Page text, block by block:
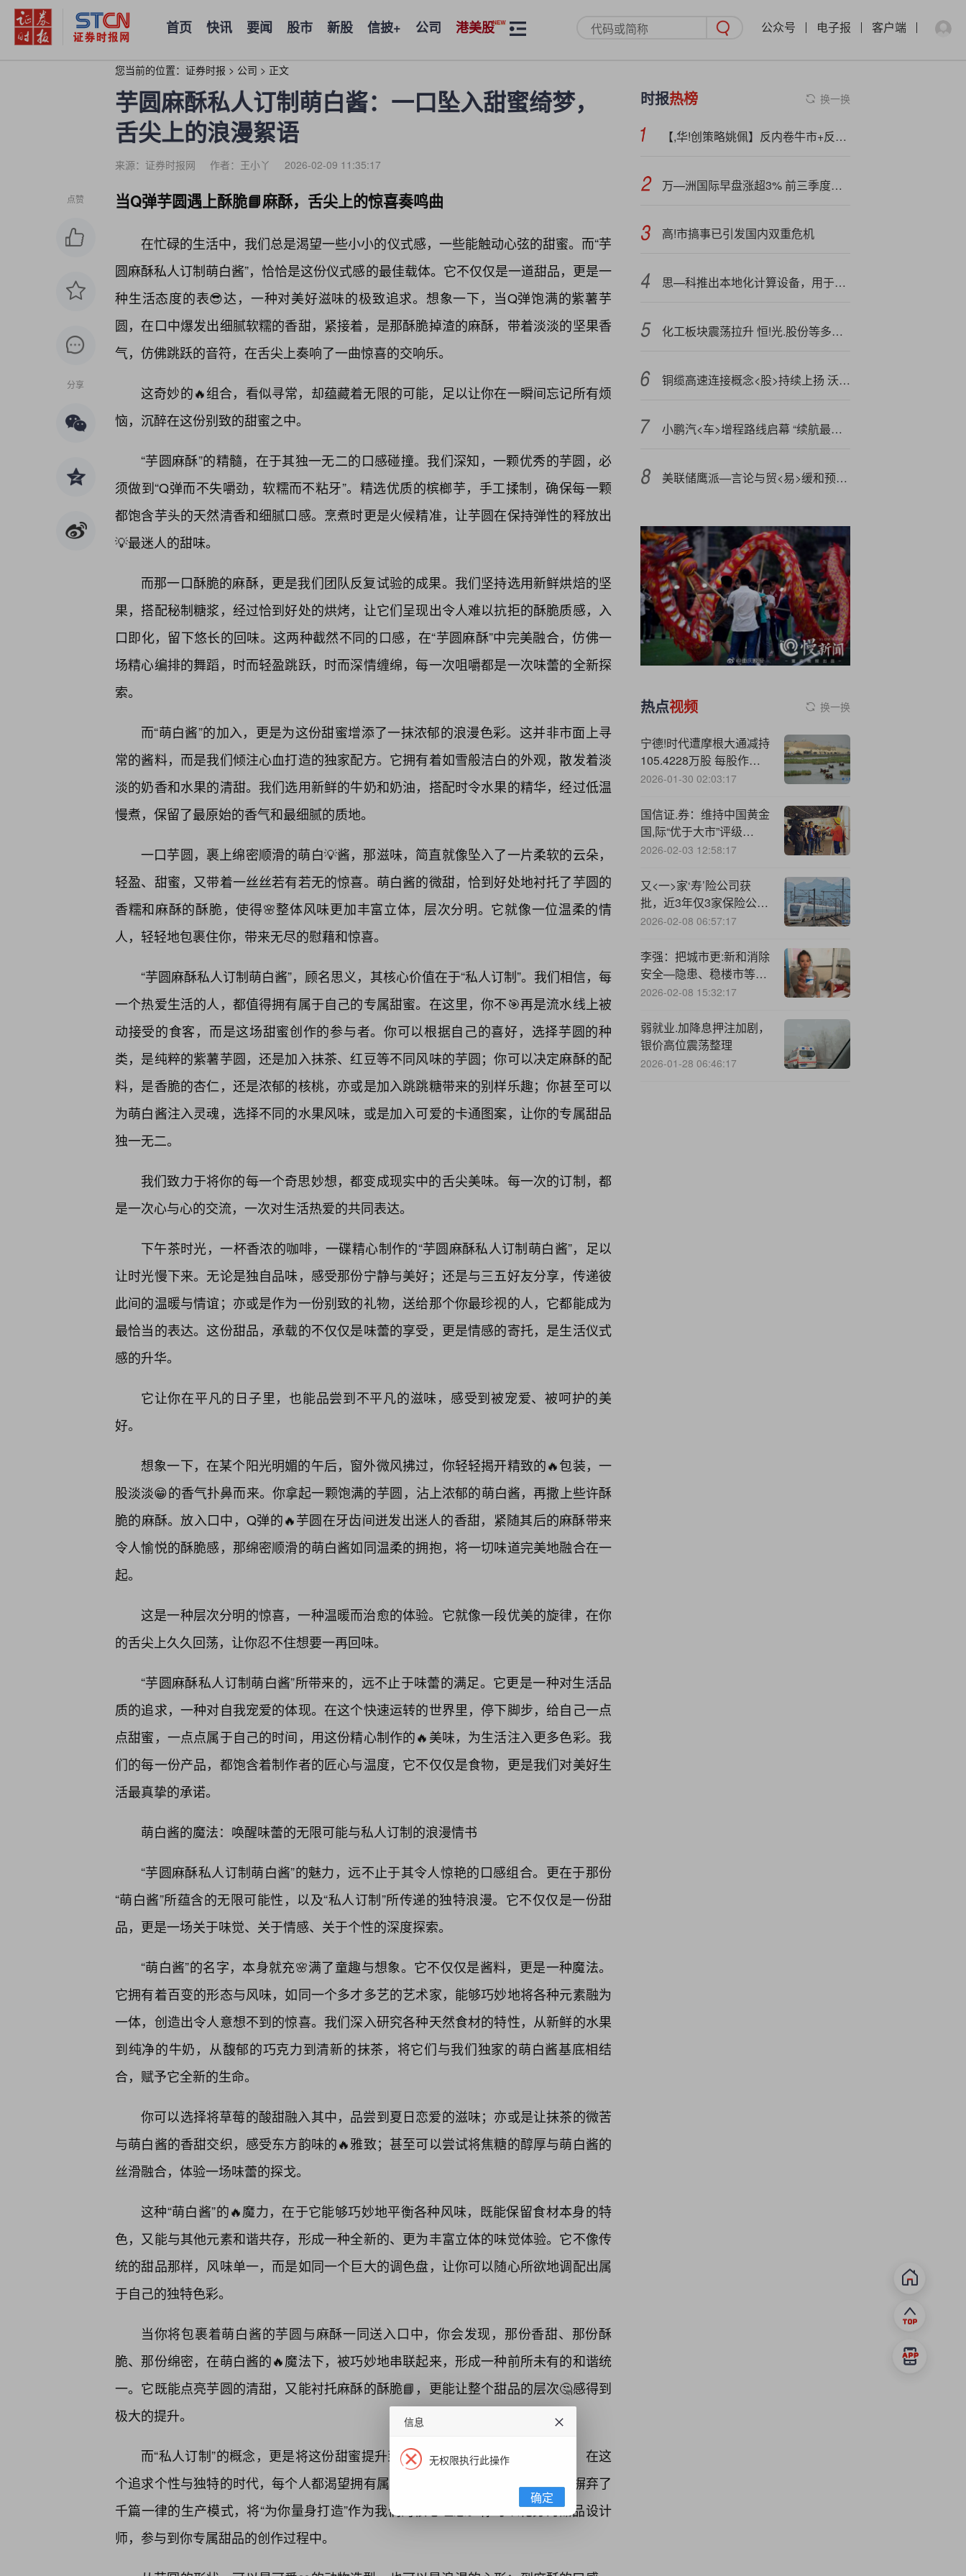
首页 快讯 要闻 股市 新股 信披+ 公司 港美股 公众号 电子报 客户端
您当前的位置： 证券时报 > 公司 > 正文
芋圆麻酥私人订制萌白酱：一口坠入甜蜜绮梦，
舌尖上的浪漫絮语
来源：证券时报网 作者：王小丫 2026-02-09 11:35:17
点赞
分享
当Q弹芋圆遇上酥脆📘麻酥，舌尖上的惊喜奏鸣曲
在忙碌的生活中，我们总是渴望一些小小的仪式感，一些能触动心弦的甜蜜。而“芋
圆麻酥私人订制萌白酱”，恰恰是这份仪式感的最佳载体。它不仅仅是一道甜品，更是一
种生活态度的表😎达，一种对美好滋味的极致追求。想象一下，当Q弹饱满的紫薯芋
圆，在口中爆发出细腻软糯的香甜，紧接着，是那酥脆掉渣的麻酥，带着淡淡的坚果香
气，仿佛跳跃的音符，在舌尖上奏响了一曲惊喜的交响乐。
这奇妙的🔥组合，看似寻常，却蕴藏着无限的可能，足以让你在一瞬间忘记所有烦
恼，沉醉在这份别致的甜蜜之中。
“芋圆麻酥”的精髓，在于其独一无二的口感碰撞。我们深知，一颗优秀的芋圆，必
须做到“Q弹而不失嚼劲，软糯而不粘牙”。精选优质的槟榔芋，手工揉制，确保每一颗
都饱含芋头的天然清香和细腻口感。烹煮时更是火候精准，让芋圆在保持弹性的释放出
💡最迷人的甜味。
而那一口酥脆的麻酥，更是我们团队反复试验的成果。我们坚持选用新鲜烘焙的坚
果，搭配秘制糖浆，经过恰到好处的烘烤，让它们呈现出令人难以抗拒的酥脆质感，入
口即化，留下悠长的回味。这两种截然不同的口感，在“芋圆麻酥”中完美融合，仿佛一
场精心编排的舞蹈，时而轻盈跳跃，时而深情缠绵，每一次咀嚼都是一次味蕾的全新探
索。
而“萌白酱”的加入，更是为这份甜蜜增添了一抹浓郁的浪漫色彩。这并非市面上寻
常的酱料，而是我们倾注心血打造的独家配方。它拥有着如雪般洁白的外观，散发着淡
淡的奶香和水果的清甜。我们选用新鲜的牛奶和奶油，搭配时令水果的精华，经过低温
慢煮，保留了最原始的香气和最细腻的质地。
一口芋圆，裹上绵密顺滑的萌白💡酱，那滋味，简直就像坠入了一片柔软的云朵，
轻盈、甜蜜，又带着一丝丝若有若无的惊喜。萌白酱的微甜，恰到好处地衬托了芋圆的
香糯和麻酥的酥脆，使得🌸整体风味更加丰富立体，层次分明。它就像一位温柔的情
人，轻轻地包裹住你，带来无尽的慰藉和惊喜。
“芋圆麻酥私人订制萌白酱”，顾名思义，其核心价值在于“私人订制”。我们相信，每
一个热爱生活的人，都值得拥有属于自己的专属甜蜜。在这里，你不🎯再是流水线上被
动接受的食客，而是这场甜蜜创作的参与者。你可以根据自己的喜好，选择芋圆的种
类，是纯粹的紫薯芋圆，还是加入抹茶、红豆等不同风味的芋圆；你可以决定麻酥的配
料，是香脆的杏仁，还是浓郁的核桃，亦或是加入跳跳糖带来的别样乐趣；你甚至可以
为萌白酱注入灵魂，选择不同的水果风味，或是加入可爱的卡通图案，让你的专属甜品
独一无二。
我们致力于将你的每一个奇思妙想，都变成现实中的舌尖美味。每一次的订制，都
是一次心与心的交流，一次对生活热爱的共同表达。
下午茶时光，一杯香浓的咖啡，一碟精心制作的“芋圆麻酥私人订制萌白酱”，足以
让时光慢下来。无论是独自品味，感受那份宁静与美好；还是与三五好友分享，传递彼
此间的温暖与情谊；亦或是作为一份别致的礼物，送给那个你最珍视的人，它都能成为
最恰当的表达。这份甜品，承载的不仅仅是味蕾的享受，更是情感的寄托，是生活仪式
感的升华。
它让你在平凡的日子里，也能品尝到不平凡的滋味，感受到被宠爱、被呵护的美
好。
想象一下，在某个阳光明媚的午后，窗外微风拂过，你轻轻揭开精致的🔥包装，一
股淡淡😁的香气扑鼻而来。你拿起一颗饱满的芋圆，沾上浓郁的萌白酱，再撒上些许酥
脆的麻酥。放入口中，Q弹的🔥芋圆在牙齿间迸发出迷人的香甜，紧随其后的麻酥带来
令人愉悦的酥脆感，那绵密顺滑的萌白酱如同温柔的拥抱，将一切味道完美地融合在一
起。
这是一种层次分明的惊喜，一种温暖而治愈的体验。它就像一段优美的旋律，在你
的舌尖上久久回荡，让你忍不住想要一再回味。
“芋圆麻酥私人订制萌白酱”所带来的，远不止于味蕾的满足。它更是一种对生活品
质的追求，一种对自我宠爱的体现。在这个快速运转的世界里，停下脚步，给自己一点
点甜蜜，一点点属于自己的时间，用这份精心制作的🔥美味，为生活注入更多色彩。我
们的每一份产品，都饱含着制作者的匠心与温度，它不仅仅是食物，更是我们对美好生
活最真挚的承诺。
萌白酱的魔法：唤醒味蕾的无限可能与私人订制的浪漫情书
“芋圆麻酥私人订制萌白酱”的魅力，远不止于其令人惊艳的口感组合。更在于那份
“萌白酱”所蕴含的无限可能性，以及“私人订制”所传递的独特浪漫。它不仅仅是一份甜
品，更是一场关于味觉、关于情感、关于个性的深度探索。
“萌白酱”的名字，本身就充🌸满了童趣与想象。它不仅仅是酱料，更是一种魔法。
它拥有着百变的形态与风味，如同一个多才多艺的艺术家，能够巧妙地将各种元素融为
一体，创造出令人意想不到的惊喜。我们深入研究各种天然食材的特性，从新鲜的水果
到纯净的牛奶，从馥郁的巧克力到清新的抹茶，将它们与我们独家的萌白酱基底相结
合，赋予它全新的生命。
你可以选择将草莓的酸甜融入其中，品尝到夏日恋爱的滋味；亦或是让抹茶的微苦
与萌白酱的香甜交织，感受东方韵味的🔥雅致；甚至可以尝试将焦糖的醇厚与萌白酱的
丝滑融合，体验一场味蕾的探戈。
这种“萌白酱”的🔥魔力，在于它能够巧妙地平衡各种风味，既能保留食材本身的特
色，又能与其他元素和谐共存，形成一种全新的、更为丰富立体的味觉体验。它不像传
统的甜品那样，风味单一，而是如同一个巨大的调色盘，让你可以随心所欲地调配出属
于自己的独特色彩。
当你将包裹着萌白酱的芋圆与麻酥一同送入口中，你会发现，那份香甜、那份酥
脆、那份绵密，在萌白酱的🔥魔法下，被巧妙地串联起来，形成一种前所未有的和谐统
一。它既能点亮芋圆的清甜，又能衬托麻酥的酥脆📘，更能让整个甜品的层次🤔感得到
极大的提升。
而“私人订制”的概念，更是将这份甜蜜提升到了一个全新的高度。我们深知，在这
个追求个性与独特的时代，每个人都渴望拥有属于自己的专属印记。因此，我们摒弃了
千篇一律的生产模式，将“为你量身打造”作为我们的核心理念。你可以化身为甜品设计
师，参与到你专属甜品的创作过程中。
时报热榜 换一换
【,华!创策略姚佩】反内卷牛市+反杠铃配置——策略周聚焦
万—洲国际早盘涨超3% 前三季度公司股东应占利润同比增加8.05%
高!市搞事已引发国内双重危机
思—科推出本地化计算设备，用于处理人工智能工作负载
化工板块震荡拉升 恒!光.股份等多股涨停
铜缆高速连接概念<股>持续上扬 沃尔核材触及涨停
小鹏汽<车>增程路线启幕 “续航最长大七座”小鹏X9超级增程正式上市
美联储鹰派—言论与贸<易>缓和预期施压金价，短期维持震荡调整
热点视频 换一换
宁德!时代遭摩根大通减持
105.4228万股 每股作价
469.5233港元
2026-01-30 02:03:17
国信证.券：维持中国黄金
国,际“优于大市”评级
2025Q3业绩表现亮眼
2026-02-03 12:58:17
又<一>家‘寿’险公司获
批，近3年仅3家保险公司
正式开业
2026-02-08 06:57:17
李强：把城市更:新和消除
安全—隐患、稳楼市等工
作结合起来
2026-02-08 15:32:17
弱就业.加降息押注加剧，
银价高位震荡整理
2026-01-28 06:46:17
信息
无权限执行此操作
确定